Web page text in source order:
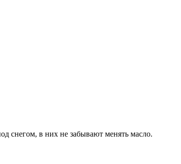
снегом, в них не забывают менять масло.